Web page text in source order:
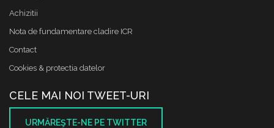
Achizitii
Nota de fundamentare cladire ICR
Contact
Cookies & protectia datelor
CELE MAI NOI TWEET-URI
URMĂREŞTE-NE PE TWITTER